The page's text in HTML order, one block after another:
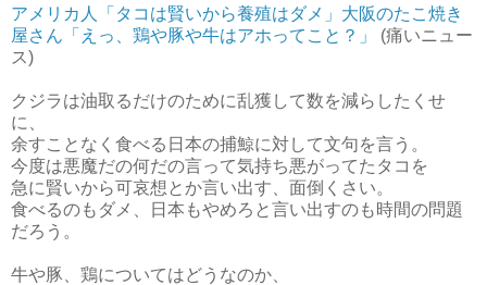
アメリカ人「タコは賢いから養殖はダメ」大阪のたこ焼き
屋さん「えっ、鶏や豚や牛はアホってこと？」
(痛いニュー
ス)
クジラは油取るだけのために乱獲して数を減らしたくせ
に、
余すことなく食べる日本の捕鯨に対して文句を言う。
今度は悪魔だの何だの言って気持ち悪がってたタコを
急に賢いから可哀想とか言い出す、面倒くさい。
食べるのもダメ、日本もやめろと言い出すのも時間の問題
だろう。
牛や豚、鶏についてはどうなのか、